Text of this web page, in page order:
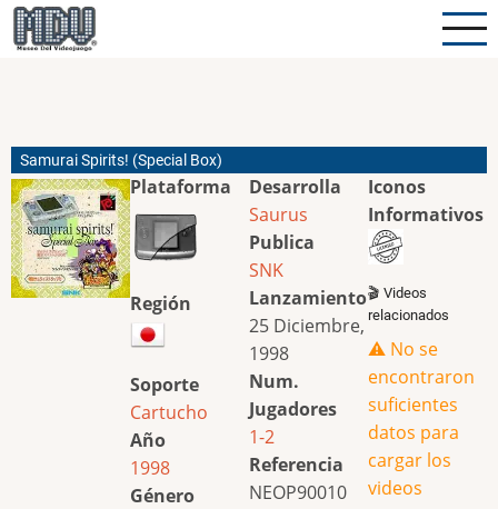
Pasar
al
Samurai Spirits! (Special Box)
Plataforma
Región
Soporte
Cartucho
Año
1998
Género
Desarrolla
Saurus
Publica
SNK
Lanzamiento
25 Diciembre,
1998
Num.
Jugadores
1-2
Referencia
NEOP90010
Iconos
Informativos
🎬 Videos
relacionados
⚠️ No se
encontraron
suficientes
datos para
cargar los
videos